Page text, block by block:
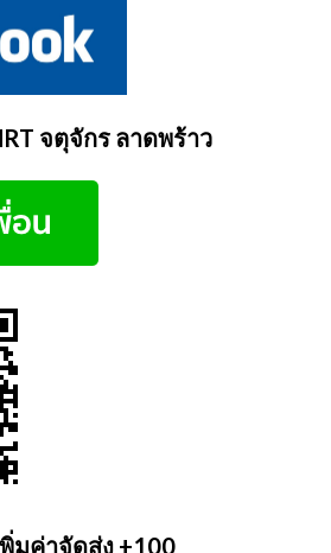
จตุจักร ลาดพร้าว
พิ่มค่าจัดส่ง +100